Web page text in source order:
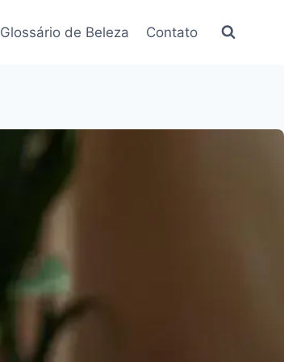
Glossário de Beleza Contato